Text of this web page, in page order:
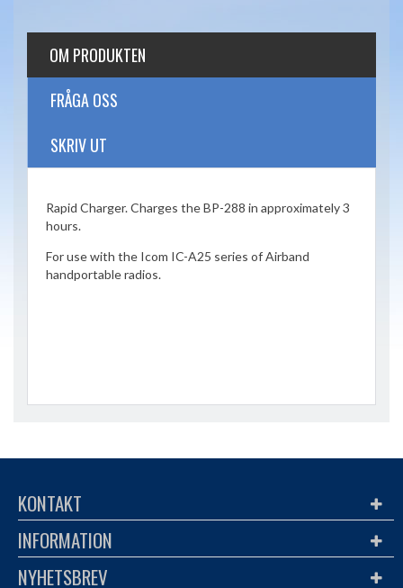
OM PRODUKTEN
FRÅGA OSS
SKRIV UT
Rapid Charger. Charges the BP-288 in approximately 3
hours.
For use with the Icom IC-A25 series of Airband
handportable radios.
KONTAKT
INFORMATION
NYHETSBREV